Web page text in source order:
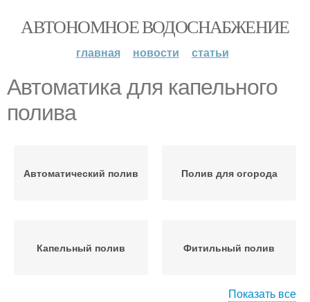
АВТОНОМНОЕ ВОДОСНАБЖЕНИЕ
главная новости статьи
Автоматика для капельного
полива
Автоматический полив Полив для огорода
Капельный полив Фитильный полив
Показать все